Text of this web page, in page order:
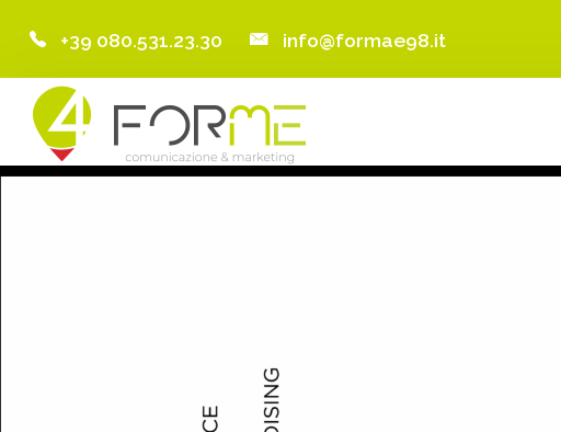
Home
Chi Siamo
+39 080.531.23.30 info@formae98.it